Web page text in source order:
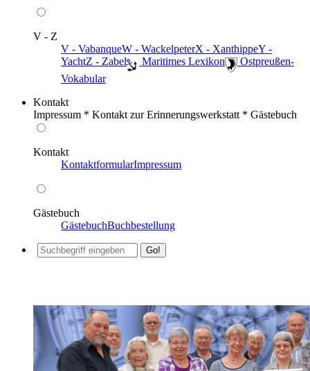
V - Z
V - VabanqueW - WackelpeterX - XanthippeY -
YachtZ - Zabel ️ Maritimes Lexikon
️ Ostpreußen-
Vokabular
Kontakt
Impressum * Kontakt zur Erinnerungswerkstatt * Gästebuch
Kontakt
KontaktformularImpressum
Gästebuch
GästebuchBuchbestellung